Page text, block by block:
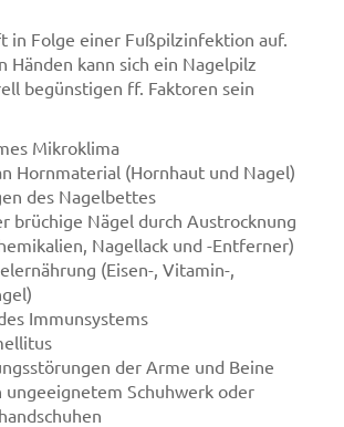
in Folge einer Fußpilzinfektion auf.
Händen kann sich ein Nagelpilz
begünstigen ff. Faktoren sein
Mikroklima
Hornmaterial (Hornhaut und Nagel)
des Nagelbettes
brüchige Nägel durch Austrocknung
Nagellack und -Entferner)
(Eisen-, Vitamin-,
Immunsystems
der Arme und Beine
ungeeignetem Schuhwerk oder